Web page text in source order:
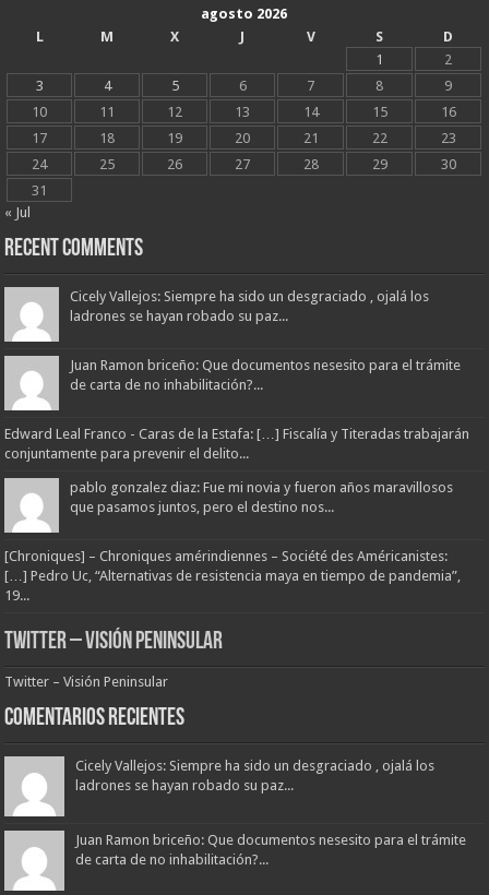
agosto 2026
L
M X J V S
D
1
2
3
4 5 6 7 8
9
10
11 12 13 14 15
16
17
18 19 20 21 22
23
24
25 26 27 28 29
30
31
« Jul
Recent Comments
Cicely Vallejos: Siempre ha sido un desgraciado , ojalá los
ladrones se hayan robado su paz...
Juan Ramon briceño: Que documentos nesesito para el trámite
de carta de no inhabilitación?...
Edward Leal Franco - Caras de la Estafa: […] Fiscalía y Titeradas trabajarán
conjuntamente para prevenir el delito...
pablo gonzalez diaz: Fue mi novia y fueron años maravillosos
que pasamos juntos, pero el destino nos...
[Chroniques] – Chroniques amérindiennes – Société des Américanistes:
[…] Pedro Uc, “Alternativas de resistencia maya en tiempo de pandemia”,
19...
Twitter – Visión Peninsular
Twitter – Visión Peninsular
Comentarios Recientes
Cicely Vallejos: Siempre ha sido un desgraciado , ojalá los
ladrones se hayan robado su paz...
Juan Ramon briceño: Que documentos nesesito para el trámite
de carta de no inhabilitación?...